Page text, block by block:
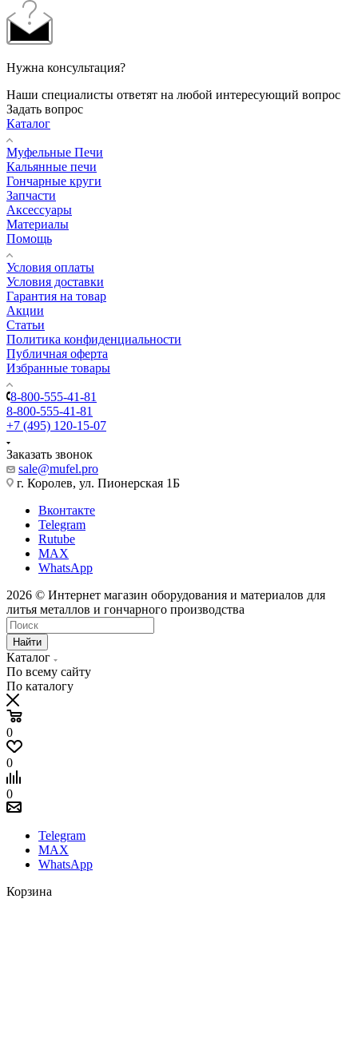
Нужна консультация?
Наши специалисты ответят на любой интересующий вопрос
Задать вопрос
Каталог
Муфельные Печи
Кальянные печи
Гончарные круги
Запчасти
Аксессуары
Материалы
Помощь
Условия оплаты
Условия доставки
Гарантия на товар
Акции
Статьи
Политика конфиденциальности
Публичная оферта
Избранные товары
8-800-555-41-81
8-800-555-41-81
+7 (495) 120-15-07
Заказать звонок
sale@mufel.pro
г. Королев, ул. Пионерская 1Б
Вконтакте
Telegram
Rutube
MAX
WhatsApp
2026 © Интернет магазин оборудования и материалов для
литья металлов и гончарного производства
Найти
Каталог
По всему сайту
По каталогу
0
0
0
Telegram
MAX
WhatsApp
Корзина